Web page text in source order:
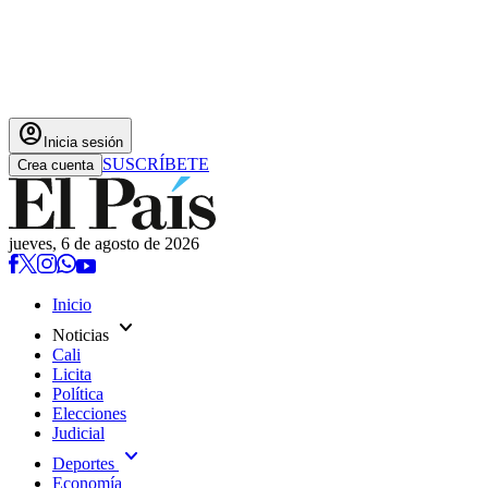
account_circle Inicia sesión
Crea cuenta SUSCRÍBETE
jueves, 6 de agosto de 2026
Inicio
Noticias expand_more
Cali
Licita
Política
Elecciones
Judicial
Deportes expand_more
Economía